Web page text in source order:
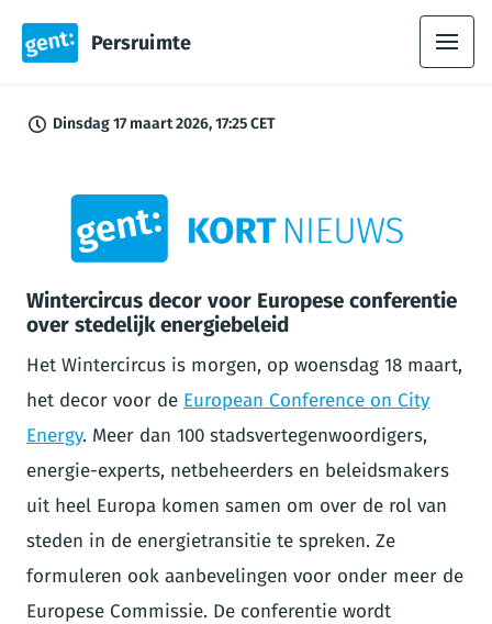
Persruimte
Dinsdag 17 maart 2026, 17:25 CET
PNG
Wintercircus decor voor Europese conferentie
over stedelijk energiebeleid
Het Wintercircus is morgen, op woensdag 18 maart,
het decor voor de European Conference on City
Energy. Meer dan 100 stadsvertegenwoordigers,
energie-experts, netbeheerders en beleidsmakers
uit heel Europa komen samen om over de rol van
steden in de energietransitie te spreken. Ze
formuleren ook aanbevelingen voor onder meer de
Europese Commissie. De conferentie wordt